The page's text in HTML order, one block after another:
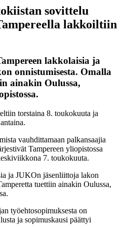
sovittelu
lakkoiltiin
lakkolaisia ja
onnistumisesta. Omalla
ainakin Oulussa,
torstaina 8. toukokuuta ja
vauhdittamaan palkansaajia
Tampereen yliopistossa
7. toukokuuta.
ja JUKOn jäsenliittoja lakon
tuettiin ainakin Oulussa,
työehtosopimuksesta on
ja sopimuskausi päättyi